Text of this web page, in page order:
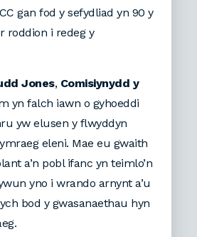
gan fod y sefydliad yn 90 y
roddion i redeg y
Jones, Comisiynydd y
yn falch iawn o gyhoeddi
yw elusen y flwyddyn
eleni. Mae eu gwaith
a’n pobl ifanc yn teimlo’n
yno i wrando arnynt a’u
bod y gwasanaethau hyn